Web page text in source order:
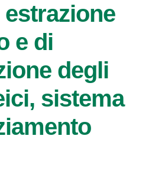
e di
degli
sistema